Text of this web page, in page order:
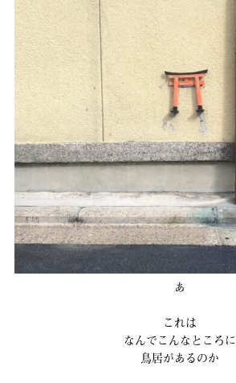
あ
これは
なんでこんなところに
鳥居があるのか